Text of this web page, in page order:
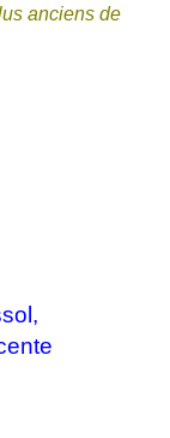
anciens de